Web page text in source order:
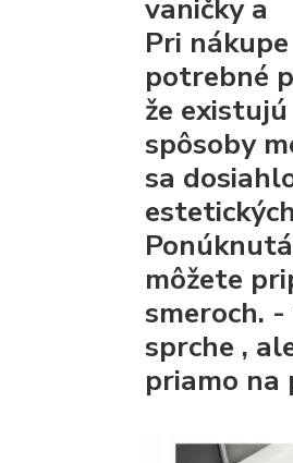
vaničky a
Pri
potrebné
že
spôsoby
sa
môžete
smeroch.
sprche ,
priamo na